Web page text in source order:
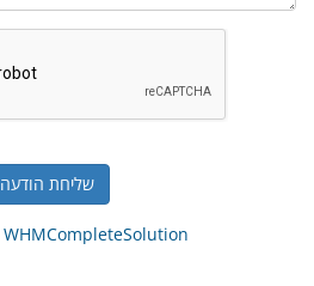
שליחת הודעה
WHMCompleteSolution